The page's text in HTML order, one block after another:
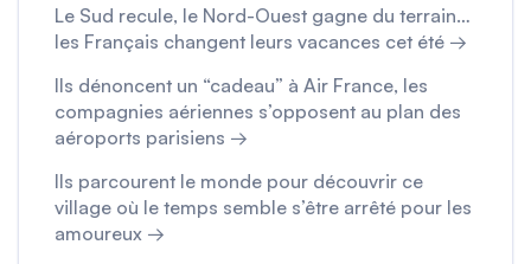
Le Sud recule, le Nord-Ouest gagne du terrain…
les Français changent leurs vacances cet été →
Ils dénoncent un “cadeau” à Air France, les
compagnies aériennes s’opposent au plan des
aéroports parisiens →
Ils parcourent le monde pour découvrir ce
village où le temps semble s’être arrêté pour les
amoureux →